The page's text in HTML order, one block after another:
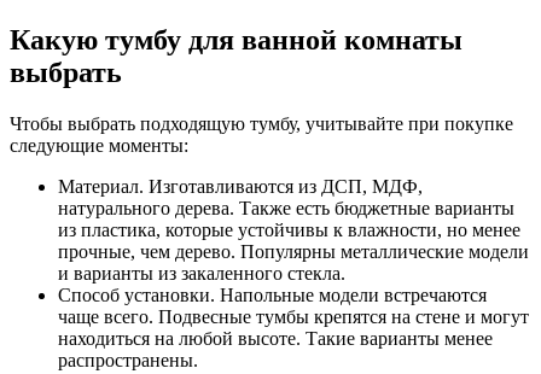
Какую тумбу для ванной комнаты
выбрать
Чтобы выбрать подходящую тумбу, учитывайте при покупке
следующие моменты:
Материал. Изготавливаются из ДСП, МДФ,
натурального дерева. Также есть бюджетные варианты
из пластика, которые устойчивы к влажности, но менее
прочные, чем дерево. Популярны металлические модели
и варианты из закаленного стекла.
Способ установки. Напольные модели встречаются
чаще всего. Подвесные тумбы крепятся на стене и могут
находиться на любой высоте. Такие варианты менее
распространены.